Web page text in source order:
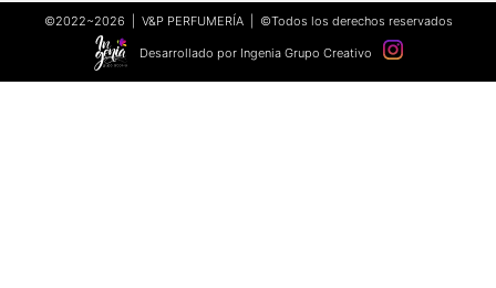
©2022~2026 | V&P PERFUMERÍA | ©Todos los derechos reservados
Desarrollado por Ingenia Grupo Creativo